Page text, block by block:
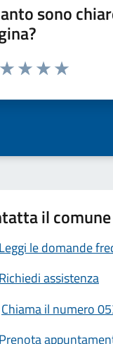
sono
da 1 a 5 stelle la pagina
il comune
le domande
assistenza
Chiama il numero